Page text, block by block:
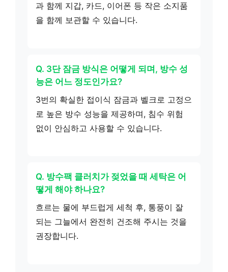
과 함께 지갑, 카드, 이어폰 등 작은 소지품
을 함께 보관할 수 있습니다.
Q. 3단 잠금 방식은 어떻게 되며, 방수 성
능은 어느 정도인가요?
3번의 확실한 접이식 잠금과 벨크로 고정으
로 높은 방수 성능을 제공하며, 침수 위험
없이 안심하고 사용할 수 있습니다.
Q. 방수팩 클러치가 젖었을 때 세탁은 어
떻게 해야 하나요?
흐르는 물에 부드럽게 세척 후, 통풍이 잘
되는 그늘에서 완전히 건조해 주시는 것을
권장합니다.